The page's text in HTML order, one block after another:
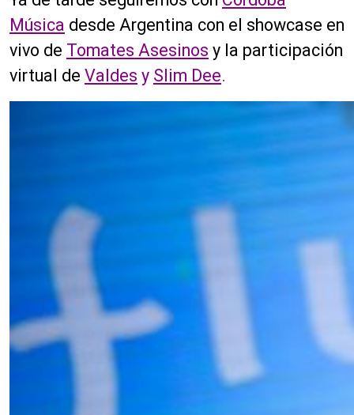
Música desde Argentina con el showcase en
vivo de Tomates Asesinos y la participación
virtual de Valdes y Slim Dee.